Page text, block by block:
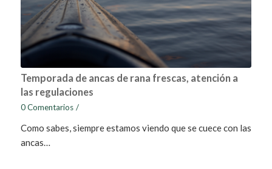
Temporada de ancas de rana frescas, atención a
las regulaciones
0 Comentarios /
Como sabes, siempre estamos viendo que se cuece con las
ancas…